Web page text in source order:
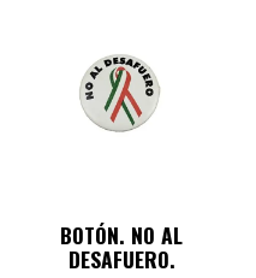
BOTÓN. NO AL
DESAFUERO.